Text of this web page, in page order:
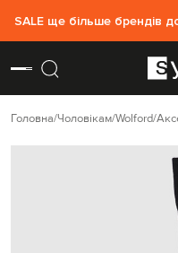
SALE ще більше брендів
Головна Чоловікам Wolford